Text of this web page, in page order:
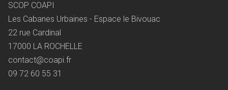
SCOP COAPI
Les Cabanes Urbaines - Espace le Bivouac
22 rue Cardinal
17000 LA ROCHELLE
contact@coapi.fr
09 72 60 55 31